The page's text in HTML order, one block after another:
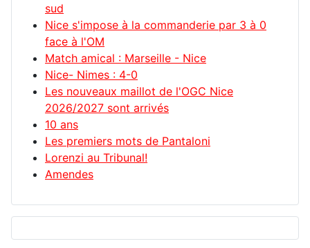
sud
Nice s'impose à la commanderie par 3 à 0
face à l'OM
Match amical : Marseille - Nice
Nice- Nimes : 4-0
Les nouveaux maillot de l'OGC Nice
2026/2027 sont arrivés
10 ans
Les premiers mots de Pantaloni
Lorenzi au Tribunal!
Amendes